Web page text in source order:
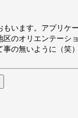
います。アプリ
のオリエンテー
の無いように（笑